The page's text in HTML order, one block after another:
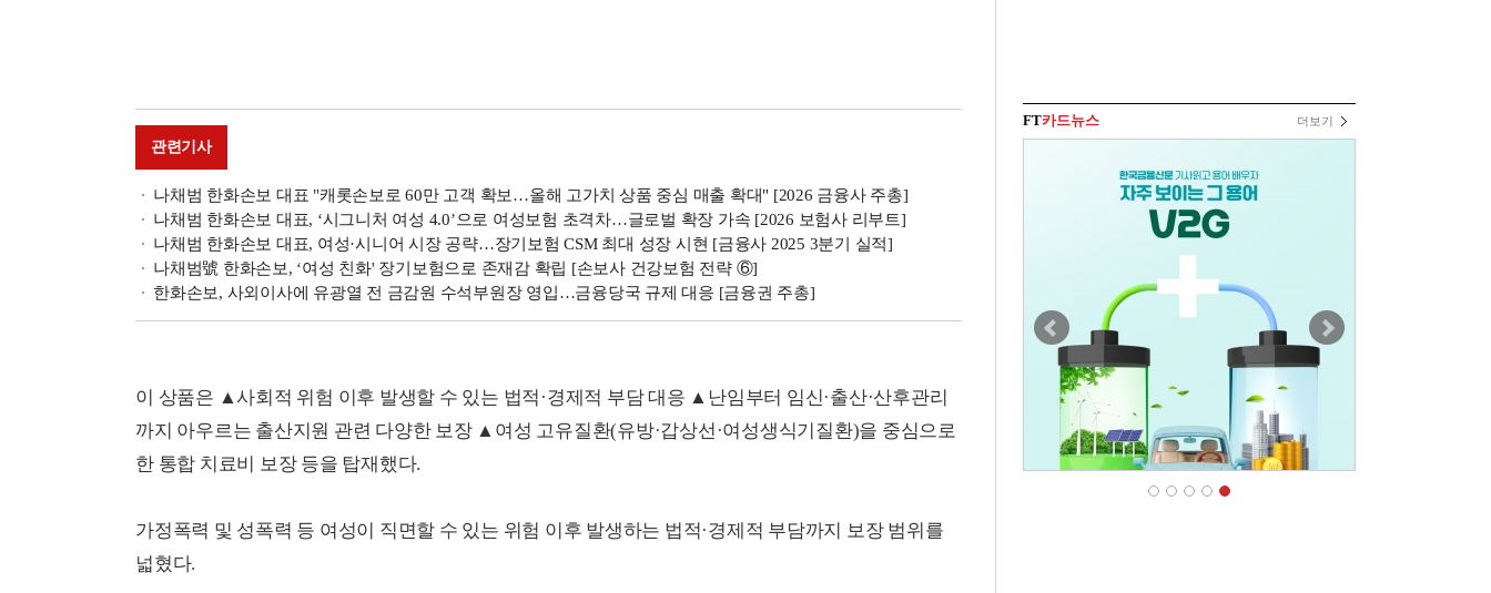
관련기사
나채범 한화손보 대표 "캐롯손보로 60만 고객 확보…올해 고가치 상품 중심 매출 확대" [2026 금융사 주총]
나채범 한화손보 대표, ‘시그니처 여성 4.0’으로 여성보험 초격차…글로벌 확장 가속 [2026 보험사 리부트]
나채범 한화손보 대표, 여성·시니어 시장 공략…장기보험 CSM 최대 성장 시현 [금융사 2025 3분기 실적]
나채범號 한화손보, ‘여성 친화' 장기보험으로 존재감 확립 [손보사 건강보험 전략 ⑥]
한화손보, 사외이사에 유광열 전 금감원 수석부원장 영입…금융당국 규제 대응 [금융권 주총]
이 상품은 ▲사회적 위험 이후 발생할 수 있는 법적·경제적 부담 대응 ▲난임부터 임신·출산·산후관리
까지 아우르는 출산지원 관련 다양한 보장 ▲여성 고유질환(유방·갑상선·여성생식기질환)을 중심으로
한 통합 치료비 보장 등을 탑재했다.
가정폭력 및 성폭력 등 여성이 직면할 수 있는 위험 이후 발생하는 법적·경제적 부담까지 보장 범위를
넓혔다.
FT카드뉴스 더보기